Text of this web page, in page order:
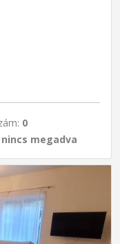
0
nincs megadva